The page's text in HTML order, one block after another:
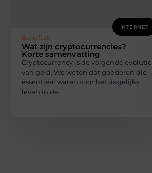
INTERNET
Bonefast
Wat zijn cryptocurrencies?
Korte samenvatting
Cryptocurrency is de volgende evolutie
van geld. We weten dat goederen die
essentieel waren voor het dagelijks
leven in de